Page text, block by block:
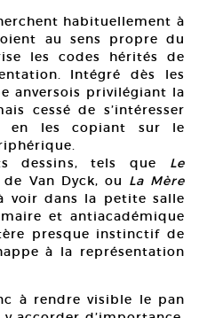
habituellement à
au sens propre du
les codes hérités de
Intégré dès les
anversois privilégiant la
cessé de s’intéresser
en les copiant sur le
dessins, tels que Le
de Van Dyck, ou La Mère
voir dans la petite salle
et antiacadémique
presque instinctif de
à la représentation
à rendre visible le pan